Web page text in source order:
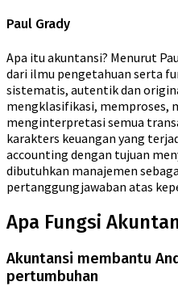
Paul Grady
Apa itu akuntansi? Menurut
dari ilmu pengetahuan serta
sistematis, autentik dan
mengklasifikasi, memproses,
menginterpretasi semua
karakters keuangan yang
accounting dengan tujuan
dibutuhkan manajemen
pertanggungjawaban atas
Apa Fungsi
Akuntansi membantu
pertumbuhan